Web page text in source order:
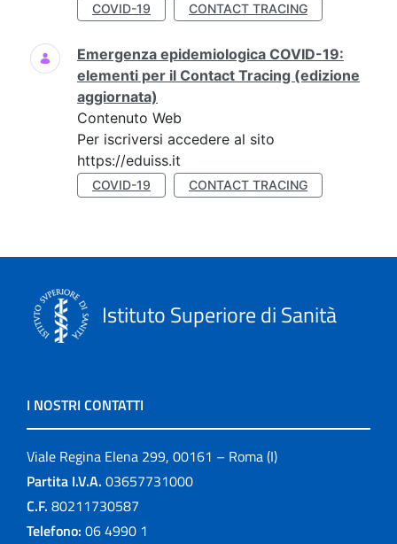
COVID-19 CONTACT TRACING
Emergenza epidemiologica COVID-19:
elementi per il Contact Tracing (edizione
aggiornata)
Contenuto Web
Per iscriversi accedere al sito
https://eduiss.it
COVID-19 CONTACT TRACING
Istituto Superiore di Sanità
I NOSTRI CONTATTI
Viale Regina Elena 299, 00161 – Roma (I)
Partita I.V.A. 03657731000
C.F. 80211730587
Telefono: 06 4990 1